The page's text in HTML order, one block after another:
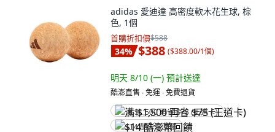
adidas 愛迪達 高密度軟木花生球, 棕
色, 1個
首購折扣價$588
34% $388 ($388.00/1個)
明天 8/10 (一) 預計送達
酷澎直售 ∙ 免運 ∙ 免費退貨
满 $1,500 再省 $75 (王道卡)
$14 酷澎幣回饋